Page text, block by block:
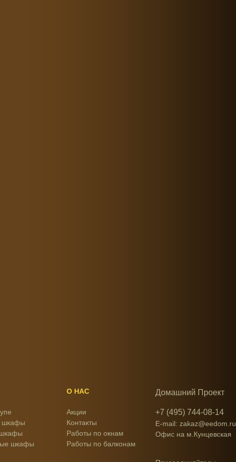
шкафы
шкафы
О НАС
Акции
Контакты
Работы по окнам
Работы по балконам
Домашний Проект
+7 (495) 744-08-14
E-mail: zakaz@eedom.ru
Офис на м.Кунцевская